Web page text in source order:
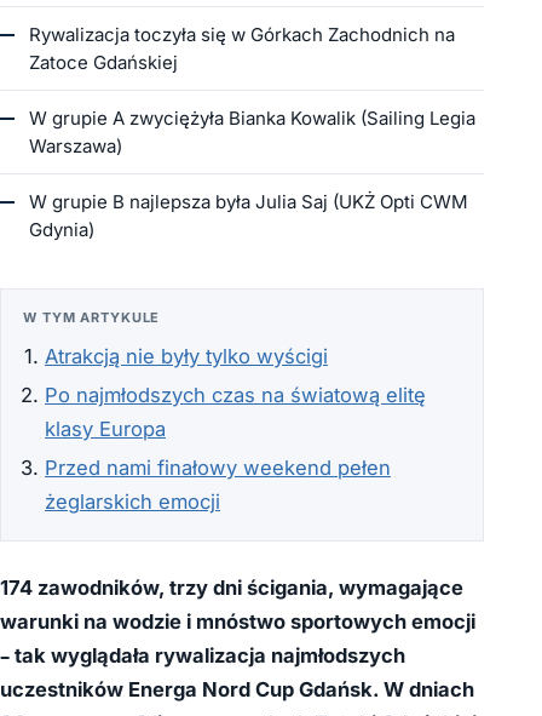
Rywalizacja toczyła się w Górkach Zachodnich na
Zatoce Gdańskiej
W grupie A zwyciężyła Bianka Kowalik (Sailing Legia
Warszawa)
W grupie B najlepsza była Julia Saj (UKŻ Opti CWM
Gdynia)
W TYM ARTYKULE
Atrakcją nie były tylko wyścigi
Po najmłodszych czas na światową elitę
klasy Europa
Przed nami finałowy weekend pełen
żeglarskich emocji
174 zawodników, trzy dni ścigania, wymagające
warunki na wodzie i mnóstwo sportowych emocji
– tak wyglądała rywalizacja najmłodszych
uczestników Energa Nord Cup Gdańsk. W dniach